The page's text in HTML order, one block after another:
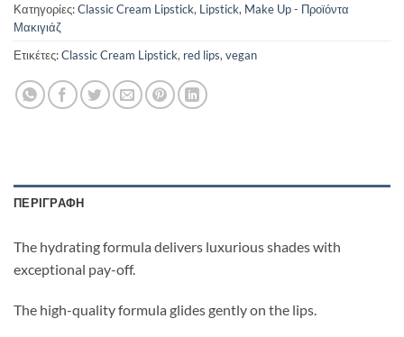
Κατηγορίες:Classic Cream Lipstick, Lipstick, Make Up - Προϊόντα
Μακιγιάζ
Ετικέτες:Classic Cream Lipstick, red lips, vegan
ΠΕΡΙΓΡΑΦΉ
The hydrating formula delivers luxurious shades with
exceptional pay-off.
The high-quality formula glides gently on the lips.